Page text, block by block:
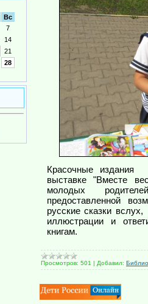
Вс
7
14
21
28
Красочные издания
выставке "Вместе
молодых
предоставленной
русские сказки
иллюстрации и
книгам.
Просмотров: 501 Добавил: